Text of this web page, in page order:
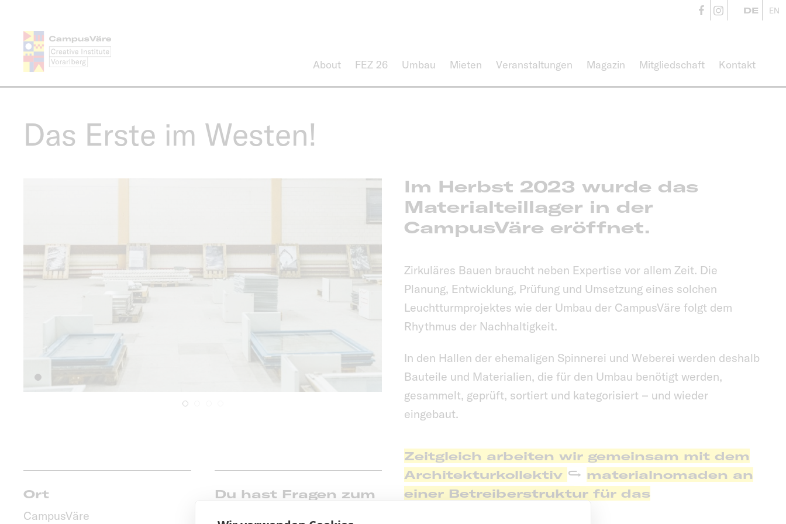
About FEZ 26 Umbau Mieten Veranstaltungen Magazin Mitgliedschaft Kontakt
DE EN
Das Erste im Westen!
Im Herbst 2023 wurde das
Materialteillager in der
CampusVäre eröffnet.
Zirkuläres Bauen braucht neben Expertise vor allem Zeit. Die
Planung, Entwicklung, Prüfung und Umsetzung eines solchen
Leuchtturmprojektes wie der Umbau der CampusVäre folgt dem
Rhythmus der Nachhaltigkeit.
In den Hallen der ehemaligen Spinnerei und Weberei werden deshalb
Bauteile und Materialien, die für den Umbau benötigt werden,
gesammelt, geprüft, sortiert und kategorisiert – und wieder
eingebaut.
Ort
CampusVäre
Du hast Fragen zum
Zeitgleich arbeiten wir gemeinsam mit dem
Architekturkollektiv
materialnomaden an
einer Betreiberstruktur für das